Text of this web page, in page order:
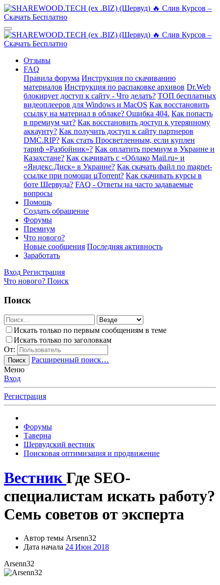
Отзывы
FAQ
Правила форума Инструкция по скачиванию
материалов Инструкция по распаковке архивов Dr.Web
блокирует доступ к сайту - Что делать? ТОП бесплатных
видеоплееров для Windows и MacOS Как восстановить
ссылку на материал в облаке? Ошибка 404. Как попасть
в премиум чат? Как восстановить доступ к утерянному
аккаунту? Как получить доступ к сайту партнеров
DMC.RIP? Как стать Просветленным, если куплен
тариф «Разбойник»? Как оплатить премиум в Украине и
Казахстане? Как скачивать с «Облако Mail.ru» и
«Яндекс.Диск» в Украине? Как скачать файл по magnet-
ссылке при помощи µTorrent? Как скачивать курсы в
боте Шервуда? FAQ - Ответы на часто задаваемые
вопросы
Помощь
Создать обращение
Форумы
Премиум
Что нового?
Новые сообщения Последняя активность
Заработать
Вход Регистрация
Что нового? Поиск
Поиск
Искать только по первым сообщениям в теме
Искать только по заголовкам
От:
Поиск
Расширенный поиск…
Меню
Вход
Регистрация
Форумы
Таверна
Шервудский вестник
Поисковая оптимизация и продвижение
Вестник Где SEO-
специалистам искать работу?
Семь советов от эксперта
Автор темы Arsenn32
Дата начала 24 Июн 2018
Arsenn32